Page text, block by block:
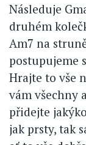
Následuje
druhém
Am7 na
postupujeme
Hrajte to vše
vám všechny
přidejte
jak prsty, tak